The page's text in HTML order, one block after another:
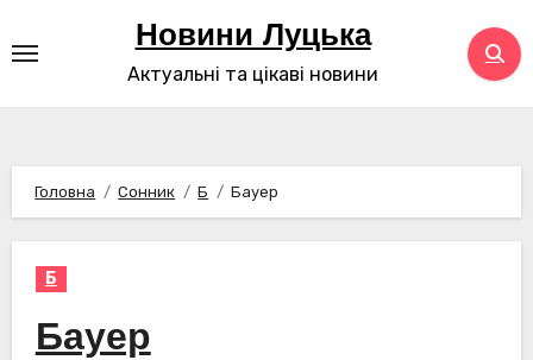
до
Новини Луцька
Актуальні та цікаві новини
Головна Сонник Б Бауер
Б
Бауер